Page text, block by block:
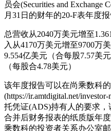
员会(Securities and Exchange
月31日的财年的20-F表年度
总营收从2040万美元增至
入从4170万美元增至9700万
9.554亿美元（合每股7.57美
（每股合4.78美元）
该年度报告可以在尚乘数科
(https://ir.amtdigital.net/
托凭证(ADS)持有人的要求
合并后财务报表的纸质版年
乘数科的投资者关系办公室邮